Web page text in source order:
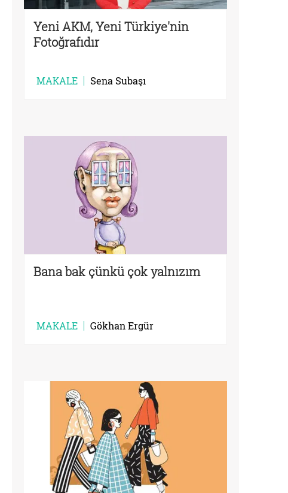
Yeni AKM, Yeni Türkiye'nin
Fotoğrafıdır
MAKALE Sena Subaşı
Bana bak çünkü çok yalnızım
MAKALE Gökhan Ergür